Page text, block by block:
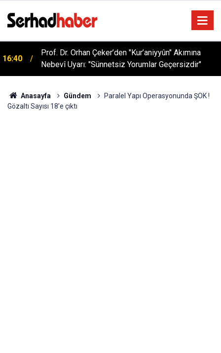
05:57
Sağlıklı Beslenmede Yeni Trend: Düşük Kalorili
Multi-Fiber İçecek Tozu
Anasayfa Gündem
Paralel Yapı Operasyonunda ŞOK !
Gözaltı Sayısı 18’e çıktı